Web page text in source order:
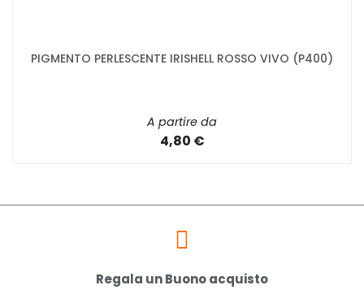
PIGMENTO PERLESCENTE IRISHELL ROSSO VIVO (P400)
A partire da
4,80 €
Regala un Buono acquisto